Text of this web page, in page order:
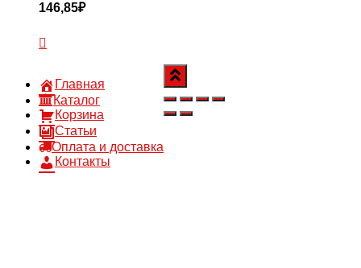
146,85₽
Главная
Каталог
Корзина
Статьи
Оплата и доставка
Контакты